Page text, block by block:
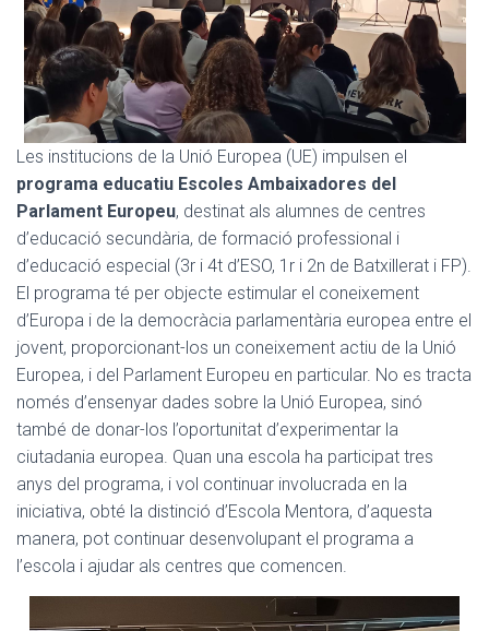
Les institucions de la Unió Europea (UE) impulsen el
programa educatiu Escoles Ambaixadores del
Parlament Europeu, destinat als alumnes de centres
d’educació secundària, de formació professional i
d’educació especial (3r i 4t d’ESO, 1r i 2n de Batxillerat i FP).
El programa té per objecte estimular el coneixement
d’Europa i de la democràcia parlamentària europea entre el
jovent, proporcionant-los un coneixement actiu de la Unió
Europea, i del Parlament Europeu en particular. No es tracta
només d’ensenyar dades sobre la Unió Europea, sinó
també de donar-los l’oportunitat d’experimentar la
ciutadania europea. Quan una escola ha participat tres
anys del programa, i vol continuar involucrada en la
iniciativa, obté la distinció d’Escola Mentora, d’aquesta
manera, pot continuar desenvolupant el programa a
l’escola i ajudar als centres que comencen.